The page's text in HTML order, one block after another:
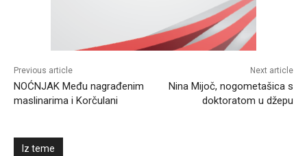
Previous article
NOĆNJAK Među nagrađenim
maslinarima i Korčulani
Next article
Nina Mijoč, nogometašica s
doktoratom u džepu
Iz teme